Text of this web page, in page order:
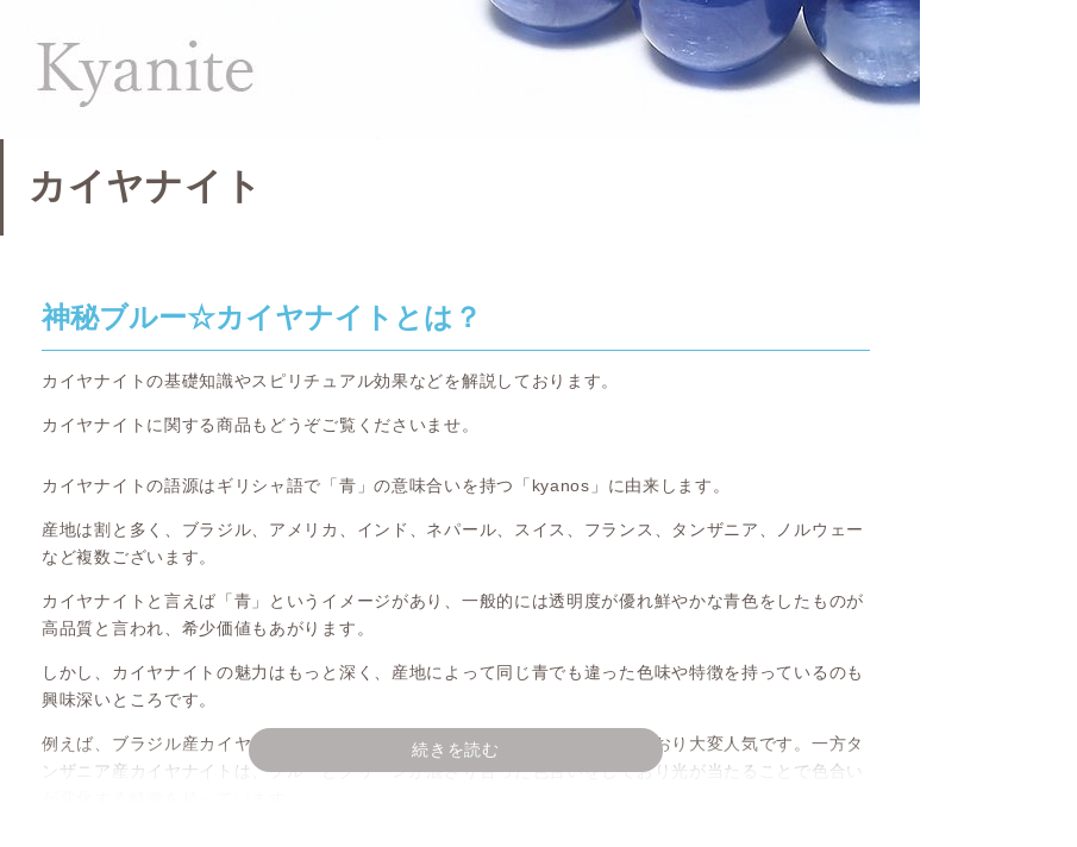
カイヤナイト
神秘ブルー☆カイヤナイトとは？
カイヤナイトの基礎知識やスピリチュアル効果などを解説しております。
カイヤナイトに関する商品もどうぞご覧くださいませ。
続きを読む
カイヤナイトの語源はギリシャ語で「青」の意味合いを持つ「kyanos」に由来します。
産地は割と多く、ブラジル、アメリカ、インド、ネパール、スイス、フランス、タンザニア、ノルウェー
など複数ございます。
カイヤナイトと言えば「青」というイメージがあり、一般的には透明度が優れ鮮やかな青色をしたものが
高品質と言われ、希少価値もあがります。
しかし、カイヤナイトの魅力はもっと深く、産地によって同じ青でも違った色味や特徴を持っているのも
興味深いところです。
例えば、ブラジル産カイヤナイトは、とても発色のよい爽やかなブルーをしており大変人気です。一方タ
ンザニア産カイヤナイトは、ブルーとグリーンが混ざり合った色合いをしており光が当たることで色合い